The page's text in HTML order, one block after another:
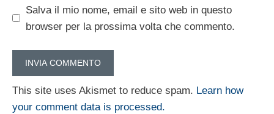
Salva il mio nome, email e sito web in questo
browser per la prossima volta che commento.
This site uses Akismet to reduce spam. Learn how
your comment data is processed.